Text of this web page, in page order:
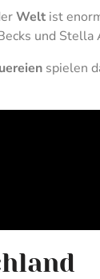
Welt ist
und Stella
spielen